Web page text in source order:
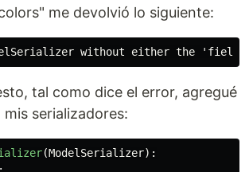
me devolvió lo siguiente:
tal como dice el error, agregué
mis serializadores:
(ModelSerializer):